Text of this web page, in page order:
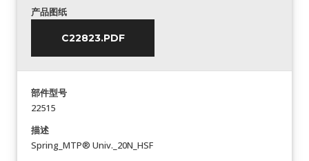
产品图纸
C22823.PDF
部件型号
22515
描述
Spring_MTP® Univ._20N_HSF